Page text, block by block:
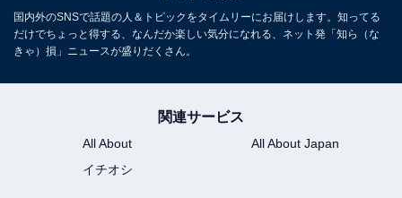
国内外のSNSで話題の人＆トピックをタイムリーにお届けします。知ってる
だけでちょっと得する、なんだか楽しい気分になれる、ネット発「知ら（な
きゃ）損」ニュースが盛りだくさん。
関連サービス
All About
All About Japan
イチオシ